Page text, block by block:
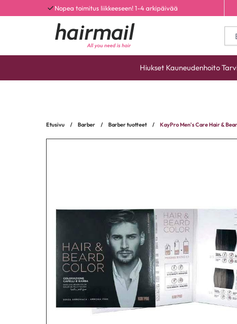
Nopea toimitus liikkeeseen! 1-4 arkipäivää
Hiukset Kauneudenhoito
Etusivu / Barber / Barber tuotteet / KayPro Men's Care Hair &